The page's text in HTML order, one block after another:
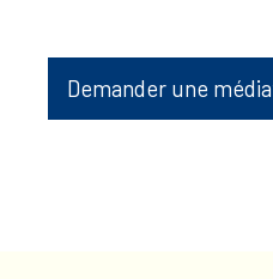
Demander une